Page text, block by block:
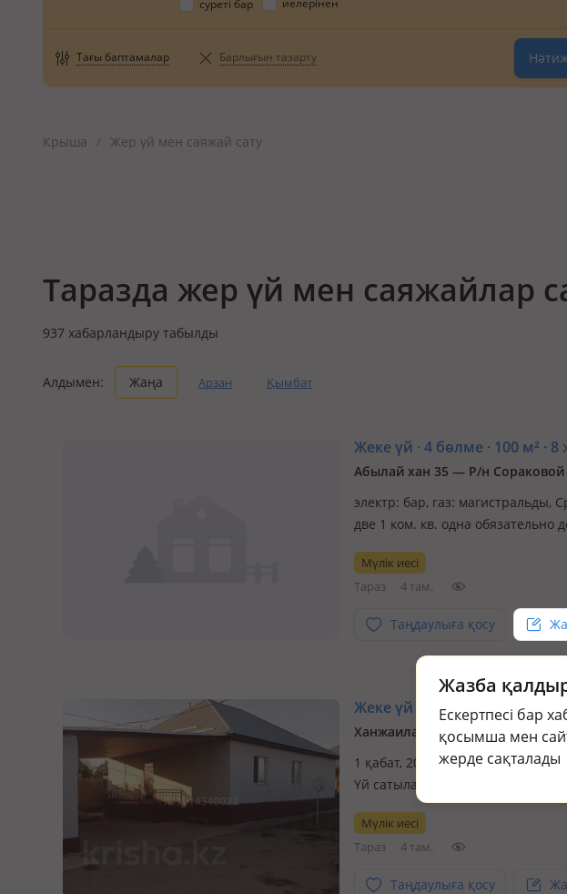
суреті бар иелерінен
Тағы баптамалар Барлығын тазарту
Крыша / Жер үй мен саяжай сату
Таразда жер үй мен саяжайлар
937 хабарландыру табылды
Алдымен: Жаңа Арзан Қымбат
Жеке үй · 4 бөлме · 100 м² · 8
Абылай хан 35 — Р/н
электр: бар, газ: магистральды,
две 1 ком. кв. одна обязательно
Мүлік иесі
Тараз
4 там.
Таңдаулыға қосу
Жазба
Ескертпесі бар
қосымша мен
жерде сақталады
Жеке үй · 5 бөлме · 110 м² ·
Ханжаилау 1 — Кызыл Аббад
1 қабат, 2016 ж.с., электр: бар,
Үй сатылады қызыл аббад
времянка тапчан мектеп садик
бизнекеде ыңғайлы мал
Мүлік иесі
Тараз
4 там.
Таңдаулыға қосу